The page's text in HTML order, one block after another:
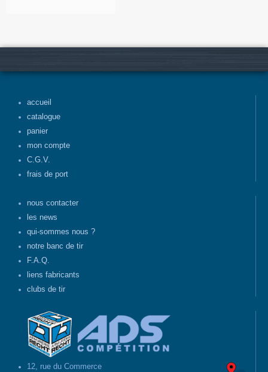
accueil
catalogue
panier
mon compte
C.G.V.
frais de port
nous contacter
les news
qui-sommes nous ?
notre banc de tir
F.A.Q.
liens fabricants
clubs de tir
12, rue du Commerce